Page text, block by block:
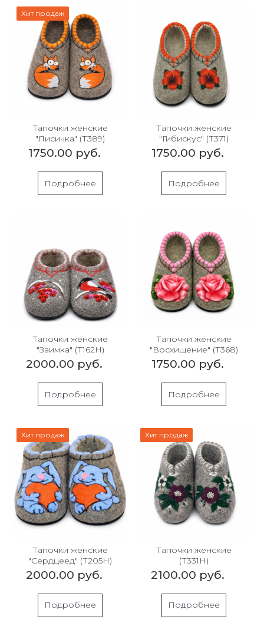
Хит продаж
Тапочки женские
"Лисичка" (Т389)
1750.00 руб.
Подробнее
Тапочки женские
"Гибискус" (Т371)
1750.00 руб.
Подробнее
Тапочки женские
"Заимка" (Т162Н)
2000.00 руб.
Подробнее
Тапочки женские
"Восхищение" (Т368)
1750.00 руб.
Подробнее
Хит продаж
Тапочки женские
"Сердцеед" (Т205Н)
2000.00 руб.
Подробнее
Хит продаж
Тапочки женские
(Т331Н)
2100.00 руб.
Подробнее